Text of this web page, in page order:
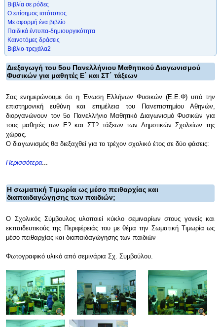
Βιβλία σε ρόδες
Ο επίσημος ιστότοπος
Με αφορμή ένα βιβλίο
Παιδικά έντυπα-δημιουργικότητα
Καινοτόμες δράσεις
Βιβλιο-τρεχάλα2
Διεξαγωγή του 5ου Πανελλήνιου Μαθητικού Διαγωνισμού
Φυσικών για μαθητές Ε΄ και ΣΤ΄ τάξεων
Σας ενημερώνουμε ότι η Ένωση Ελλήνων Φυσικών (Ε.Ε.Φ) υπό την
επιστημονική ευθύνη και επιμέλεια του Πανεπιστημίου Αθηνών,
διοργανώνουν τον 5ο Πανελλήνιο Μαθητικό Διαγωνισμό Φυσικών για
τους μαθητές των Ε? και ΣΤ? τάξεων των Δημοτικών Σχολείων της
χώρας.
Ο διαγωνισμός θα διεξαχθεί για το τρέχον σχολικό έτος σε δύο φάσεις:
Περισσότερα...
Η σωματική Τιμωρία ως μέσο πειθαρχίας και
διαπαιδαγώγησης των παιδιών;
Ο Σχολικός Σύμβουλος υλοποιεί κύκλο σεμιναρίων στους γονείς και
εκπαιδευτικούς της Περιφέρειάς του με θέμα την Σωματική Τιμωρία ως
μέσο πειθαρχίας και διαπαιδαγώγησης των παιδιών
Φωτογραφικό υλικό από σεμινάρια Σχ. Συμβούλου.